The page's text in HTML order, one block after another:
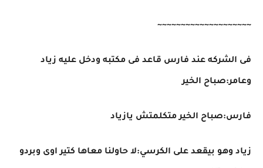
~~~~~~~~~~~~~~~~~~~~
فى الشركه عند فارس قاعد فى مكتبه ودخل عليه زياد
وعامر:صباح الخير
فارس:صباح الخير متكلمتش يازياد
زياد وهو بيقعد على الكرسي:لا حاولنا معاها كتير اوى وبردو